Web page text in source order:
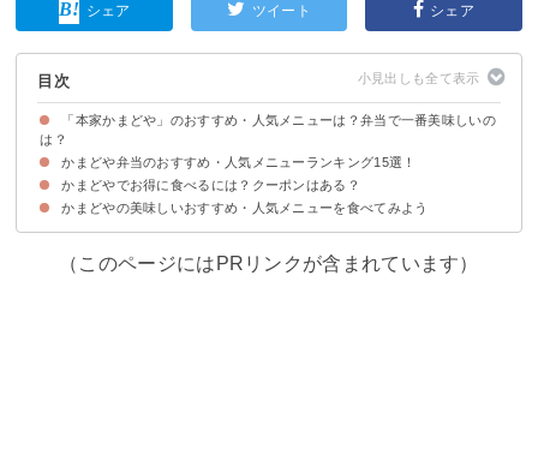
シェア ツイート シェア
目次
「本家かまどや」のおすすめ・人気メニューは？弁当で一番美味しいの
は？
かまどや弁当のおすすめ・人気メニューランキング15選！
15位：タルタルささみかつ弁当（税込490円）
14位：ヒレカツ弁当（税込580円）
13位：ビーフカレー（税込490円）
12位：ミックスグリル弁当（税込580円）
11位：デミグラスハンバーグ弁当（税込480円）
10位：かつ丼（税込590円）
9位：のり・カラ弁当（税込640円）
8位：カラマヨ丼（税込500円）
7位：大関さん弁当（税込670円）
6位：牛焼肉弁当（税込650円）
5位：のり弁当（税込350円）
4位：カラアゲ弁当（税込580円）
3位：豚しょうが焼弁当（税込590円）
2位：ザ・幕の内（税込590円）
1位：カラ・めんたい弁当（税込670円）
かまどやでお得に食べるには？クーポンはある？
かまどやはクーポン利用がおすすめ！
かまどやのTwitterで毎月キャンペーンもやっている
かまどやの美味しいおすすめ・人気メニューを食べてみよう
（このページにはPRリンクが含まれています）